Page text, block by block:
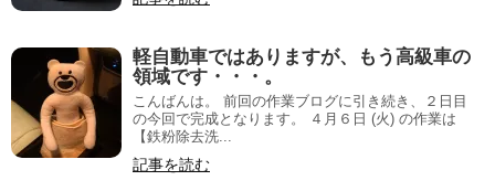
軽自動車ではありますが、もう高級車の
領域です・・・。
こんばんは。 前回の作業ブログに引き続き、２日目
の今回で完成となります。 ４月６日 (火) の作業は
【鉄粉除去洗...
記事を読む